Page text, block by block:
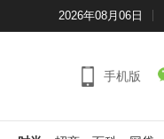
2026年08月06日
手机版